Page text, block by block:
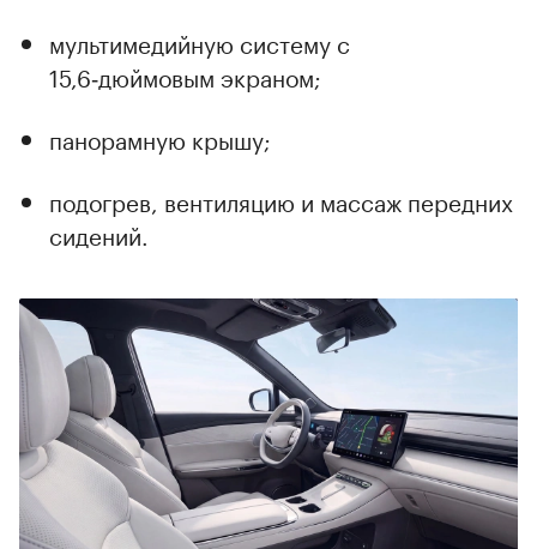
00:00 / 00:00
мультимедийную систему с
15,6‑дюймовым экраном;
панорамную крышу;
подогрев, вентиляцию и массаж передних
сидений.